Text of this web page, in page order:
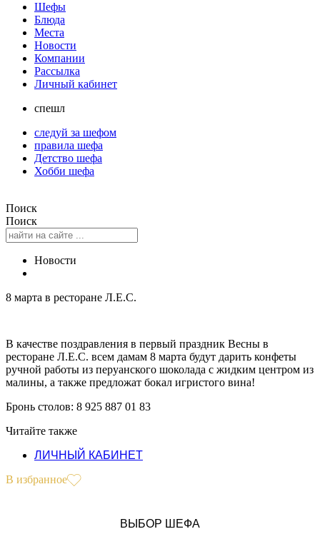
Шефы
Блюда
Места
Новости
Компании
Рассылка
Личный кабинет
спешл
следуй за шефом
правила шефа
Детство шефа
Хобби шефа
Поиск
Поиск
Новости
8 марта в ресторане Л.Е.С.
В качестве поздравления в первый праздник Весны в
ресторане Л.Е.С. всем дамам 8 марта будут дарить конфеты
ручной работы из перуанского шоколада с жидким центром из
малины, а также предложат бокал игристого вина!
Бронь столов: 8 925 887 01 83
Читайте также
ЛИЧНЫЙ КАБИНЕТ
В избранное
ВЫБОР ШЕФА